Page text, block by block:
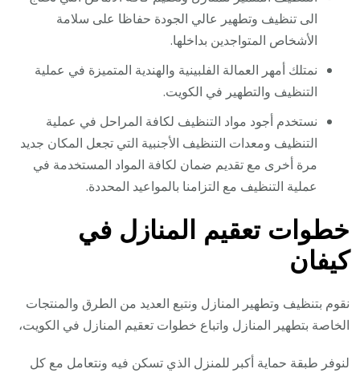
الى تنظيف وتطهير عالي الجودة حفاظا على سلامة
الأشخاص المتواجدين بداخلها.
نمتلك أمهر العمالة الفلبينية والهندية المتميزة في عملية
التنظيف والتطهير في الكويت.
نستخدم أجود مواد التنظيف لكافة المراحل في عملية
التنظيف ومعدات التنظيف الأجنبية التي تجعل المكان جديد
مرة أخرى مع تقديم ضمان لكافة المواد المستخدمة في
عملية التنظيف مع التزامنا بالمواعيد المحددة.
خطوات تعقيم المنازل في
كيفان
نقوم بتنظيف وتطهير المنازل ونتبع العديد من الطرق والمنتجات
الخاصة بتطهير المنازل واتباع خطوات تعقيم المنازل في الكويت،
لنوفر طبقة حماية أكبر للمنزل الذي تسكن فيه ونتعامل مع كل